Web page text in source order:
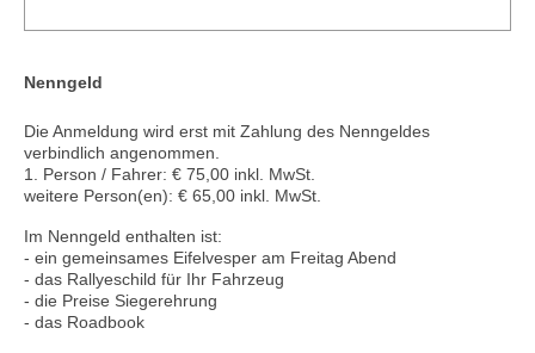
Nenngeld
Die Anmeldung wird erst mit Zahlung des Nenngeldes
verbindlich angenommen.
1. Person / Fahrer: € 75,00 inkl. MwSt.
weitere Person(en): € 65,00 inkl. MwSt.
Im Nenngeld enthalten ist:
- ein gemeinsames Eifelvesper am Freitag Abend
- das Rallyeschild für Ihr Fahrzeug
- die Preise Siegerehrung
- das Roadbook